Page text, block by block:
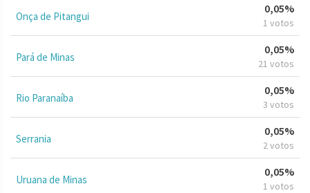
Onça de Pitangui
0,05%
1 votos
Pará de Minas
0,05%
21 votos
Rio Paranaíba
0,05%
3 votos
Serrania
0,05%
2 votos
Uruana de Minas
0,05%
1 votos